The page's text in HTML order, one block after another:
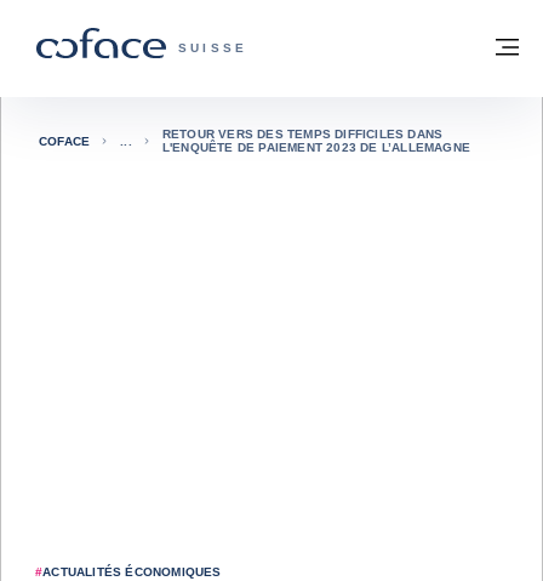
COFACE, FOR TRADE - PAGE
SUISSE
Retour à la page d'accueil
#ACTUALITÉS ÉCONOMIQUES
COFACE
RETOUR VERS DES TEMPS DIFFICILES DANS
L'ENQUÊTE DE PAIEMENT 2023 DE L’ALLEMAGNE